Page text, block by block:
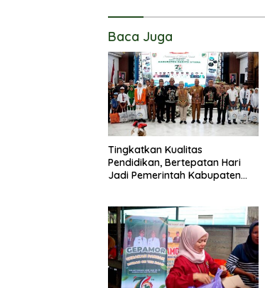
Baca Juga
Tingkatkan Kualitas
Pendidikan, Bertepatan Hari
Jadi Pemerintah Kabupaten